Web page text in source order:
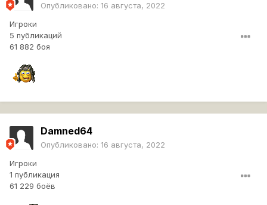
Опубликовано: 16 августа, 2022
Игроки
5 публикаций
61 882 боя
Damned64
Опубликовано: 16 августа, 2022
Игроки
1 публикация
61 229 боёв